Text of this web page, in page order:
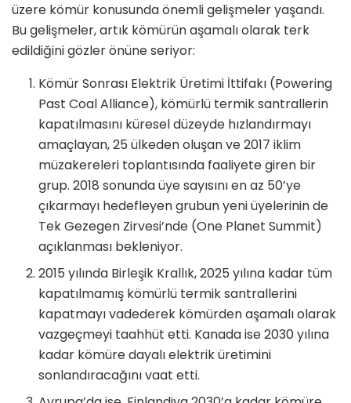
üzere kömür konusunda önemli gelişmeler yaşandı.
Bu gelişmeler, artık kömürün aşamalı olarak terk
edildiğini gözler önüne seriyor:
Kömür Sonrası Elektrik Üretimi İttifakı (Powering
Past Coal Alliance), kömürlü termik santrallerin
kapatılmasını küresel düzeyde hızlandırmayı
amaçlayan, 25 ülkeden oluşan ve 2017 iklim
müzakereleri toplantısında faaliyete giren bir
grup. 2018 sonunda üye sayısını en az 50’ye
çıkarmayı hedefleyen grubun yeni üyelerinin de
Tek Gezegen Zirvesi’nde (One Planet Summit)
açıklanması bekleniyor.
2015 yılında Birleşik Krallık, 2025 yılına kadar tüm
kapatılmamış kömürlü termik santrallerini
kapatmayı vadederek kömürden aşamalı olarak
vazgeçmeyi taahhüt etti. Kanada ise 2030 yılına
kadar kömüre dayalı elektrik üretimini
sonlandıracağını vaat etti.